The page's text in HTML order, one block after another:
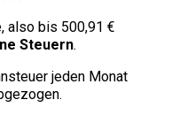
also bis 500,91 €
Steuern.
jeden Monat